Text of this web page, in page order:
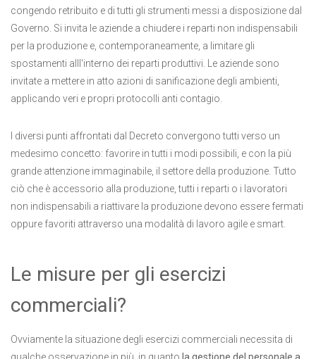
congendo retribuito e di tutti gli strumenti messi a disposizione dal
Governo. Si invita le aziende a chiudere i reparti non indispensabili
per la produzione e, contemporaneamente, a limitare gli
spostamenti alll'interno dei reparti produttivi. Le aziende sono
invitate a mettere in atto azioni di sanificazione degli ambienti,
applicando veri e propri protocolli anti contagio.
I diversi punti affrontati dal Decreto convergono tutti verso un
medesimo concetto: favorire in tutti i modi possibili, e con la più
grande attenzione immaginabile, il settore della produzione. Tutto
ciò che è accessorio alla produzione, tutti i reparti o i lavoratori
non indispensabili a riattivare la produzione devono essere fermati
oppure favoriti attraverso una modalità di lavoro agile e smart.
Le misure per gli esercizi
commerciali?
Ovviamente la situazione degli esercizi commerciali necessita di
qualche osservazione in più, in quanto la gestione del personale a